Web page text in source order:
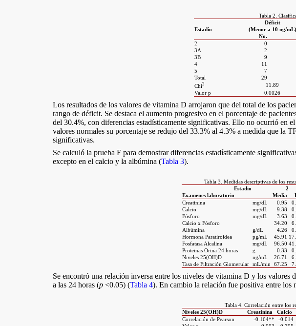
Tabla 2.
Estadío
Déficit
(Menor a 10 ng/mL)
No.
2
0
3A
2
3B
9
4
11
5
7
Total
29
Chi2 11.89
Valor p
0.0026
Los resultados de los valores de vitamina D arrojaron que del total de los
rango de déficit. Se destaca el aumento progresivo en el porcentaje de
del 30.4%, con diferencias estadísticamente significativas. Ello no ocurrió en
valores normales su porcentaje se redujo del 33.3% al 4.3% a medida que la
significativas.
Se calculó la prueba F para demostrar diferencias estadísticamente
excepto en el calcio y la albúmina (Tabla 3).
Tabla 3. Medidas descriptivas de los
Estadio
2
Examenes laboratorio
Media
Creatinina
mg/dL 0.95
Calcio
mg/dL 9.38
Fósforo
mg/dL 3.63
Calcio x Fósforo
34.20
Albúmina
g/dL 4.26
Hormona Paratiroidea
pg/mL 45.91
Fosfatasa Alcalina
mg/dL 96.50
Proteinas Orina 24 horas
g 0.33
Niveles 25(OH)D
ng/mL 26.71
Tasa de Filtración Glomerular mL/min 67.25
Se encontró una relación inversa entre los niveles de vitamina D y los
a las 24 horas (p<0.05) (Tabla 4). En cambio la relación fue positiva entre
Tabla 4. Correlación entre los
Niveles 25(OH)D
Creatinina Calcio
Correlación de Pearson
-0.164** -0.014